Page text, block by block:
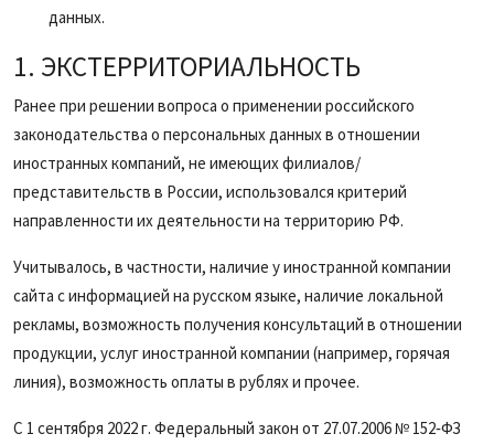
данных.
1. ЭКСТЕРРИТОРИАЛЬНОСТЬ
Ранее при решении вопроса о применении российского
законодательства о персональных данных в отношении
иностранных компаний, не имеющих филиалов/
представительств в России, использовался критерий
направленности их деятельности на территорию РФ.
Учитывалось, в частности, наличие у иностранной компании
сайта с информацией на русском языке, наличие локальной
рекламы, возможность получения консультаций в отношении
продукции, услуг иностранной компании (например, горячая
линия), возможность оплаты в рублях и прочее.
С 1 сентября 2022 г. Федеральный закон от 27.07.2006 № 152‑ФЗ